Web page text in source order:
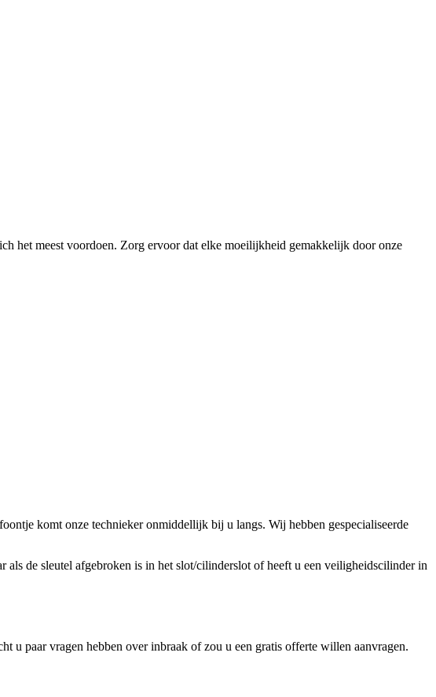
het meest voordoen. Zorg ervoor dat elke moeilijkheid gemakkelijk door onze
komt onze technieker onmiddellijk bij u langs. Wij hebben gespecialiseerde
als de sleutel afgebroken is in het slot/cilinderslot of heeft u een veiligheidscilinder in
u paar vragen hebben over inbraak of zou u een gratis offerte willen aanvragen.